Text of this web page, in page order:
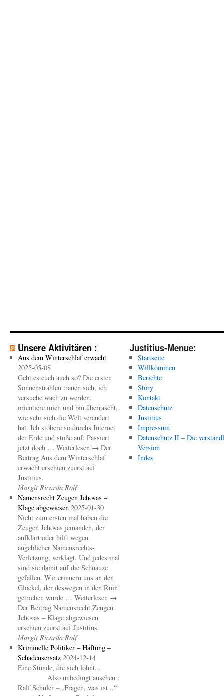
Unsere Aktivitären :
Aus dem Winterschlaf erwacht
2025-05-08
Geht es euch auch so? Die ersten
Sonnenstrahlen trauen sich, ich
versuche wach zu werden,
orientiere mich und bin überrascht,
wie sehr sich die Welt verändert
hat. Ich stöbere so durchs Internet
der Erde und stoße auf: Passiert
jetzt doch … Weiterlesen → Der
Beitrag Aus dem Winterschlaf
erwacht erschien zuerst auf
Justitius.
Margit Ricarda Rolf
Namensrecht Zeugen Jehovas –
Klage abgewiesen 2025-01-30
Nicht zum ersten mal haben die
Zeugen Jehovas jemanden, der
aufklärt oder hilft wegen
angeblicher Namensrechts-
Verletzung, verklagt. Und jedes mal
sind sie damit auf die Schnauze
gefallen. Wir erinnern uns an den
Glöckel, der deswegen in den Ruin
getrieben wurde … Weiterlesen →
Der Beitrag Namensrecht Zeugen
Jehovas – Klage abgewiesen
erschien zuerst auf Justitius.
Margit Ricarda Rolf
Kriminelle Politiker – Haftung –
Schadensersatz 2024-12-14
Eine Stunde, die sich lohnt. .
Also unbedingt ansehen :
Ralf Schuler – „Fragen, was ist ..“
Justitius-Menue:
Startseite
Willkommen
Berichte
Story
Kontakt
Datenschutz
Justitius
Impressum
Datenschutz II – Die
Version
Index